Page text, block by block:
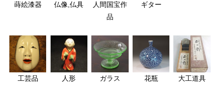
蒔絵漆器 仏像,仏具
人間国宝作
品
ギター
工芸品 人形 ガラス 花瓶 大工道具